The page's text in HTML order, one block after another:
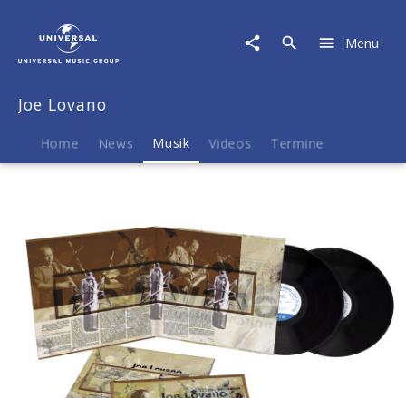
Musik
Joe
Fascination
Menu
Joe Lovano
Home News Musik Videos Termine